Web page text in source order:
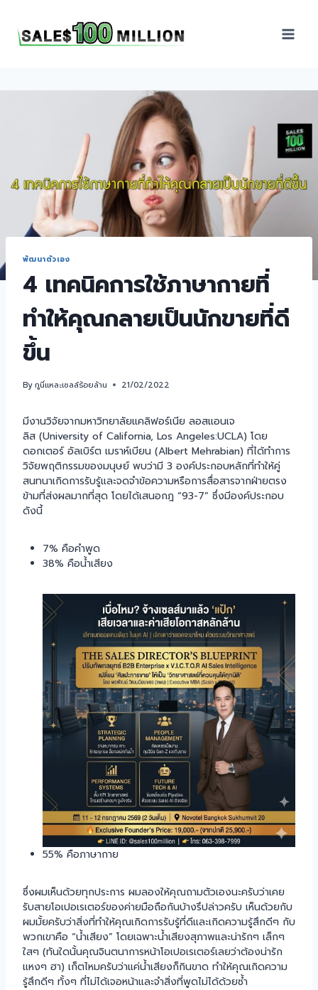
พัฒนาตัวเอง
4 เทคนิคการใช้ภาษากายที่
ทำให้คุณกลายเป็นนักขายที่ดี
ขึ้น
Byกูนี่แหละเซลล์ร้อยล้าน 21/02/2022
มีงานวิจัยจากมหาวิทยาลัยแคลิฟอร์เนีย ลอสแอนเจ
ลิส (University of California, Los Angeles:UCLA) โดย
ดอกเตอร์ อัลเบิร์ต เมราห์เบียน (Albert Mehrabian) ที่ได้ทำการ
วิจัยพฤติกรรมของมนุษย์ พบว่ามี 3 องค์ประกอบหลักที่ทำให้คู่
สนทนาเกิดการรับรู้และจดจำข้อความหรือการสื่อสารจากฝ่ายตรง
ข้ามที่ส่งผลมากที่สุด โดยได้เสนอกฎ “93-7” ซึ่งมีองค์ประกอบ
ดังนี้
7% คือคำพูด
38% คือน้ำเสียง
55% คือภาษากาย
ซึ่งผมเห็นด้วยทุกประการ ผมลองให้คุณถามตัวเองนะครับว่าเคย
รับสายโอเปอเรเตอร์ของค่ายมือถือกันบ้างรึปล่าวครับ เห็นด้วยกับ
ผมมั้ยครับว่าสิ่งที่ทำให้คุณเกิดการรับรู้ที่ดีและเกิดความรู้สึกดีๆ กับ
พวกเขาคือ “น้ำเสียง” โดยเฉพาะน้ำเสียงสุภาพและน่ารักๆ เล็กๆ
ใสๆ (ทันใดนั้นคุณจินตนาการหน้าโอเปอเรเตอร์เลยว่าต้องน่ารัก
แหงๆ ฮา) เก็ตไหมครับว่าแค่น้ำเสียงก็กินขาด ทำให้คุณเกิดความ
รู้สึกดีๆ ทั้งๆ ที่ไม่ได้เจอหน้าและจำสิ่งที่พูดไม่ได้ด้วยซ้ำ